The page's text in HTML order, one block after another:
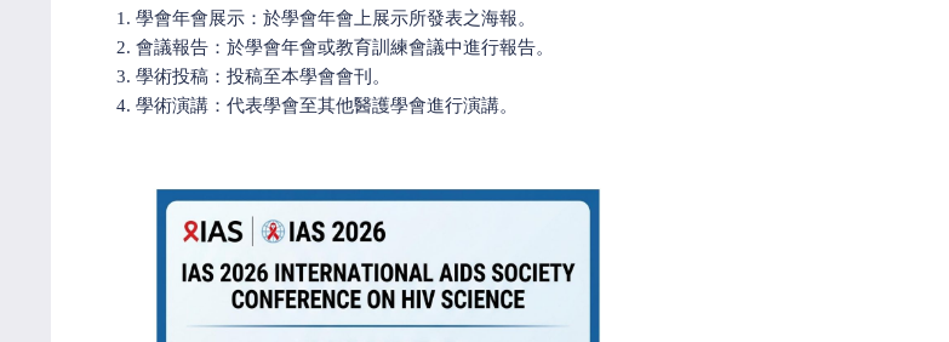
學會年會展示：於學會年會上展示所發表之海報。
會議報告：於學會年會或教育訓練會議中進行報告。
學術投稿：投稿至本學會會刊。
學術演講：代表學會至其他醫護學會進行演講。